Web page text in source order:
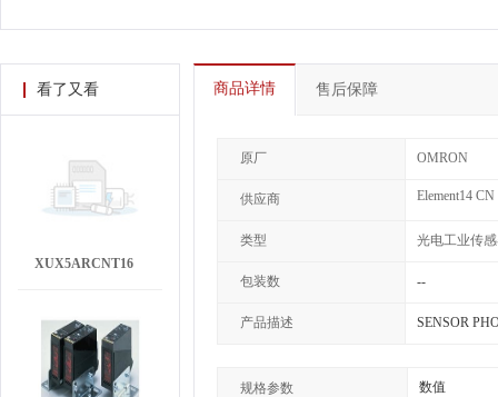
看了又看
XUX5ARCNT16
商品详情 售后保障
原厂 OMRON
供应商 Element14 CN
类型 光电工业传
包装数 --
产品描述 SENSOR
规格参数 数值